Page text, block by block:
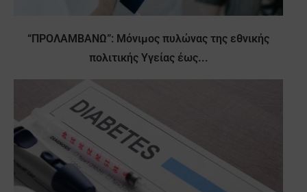
“ΠΡΟΛΑΜΒΑΝΩ”: Μόνιμος πυλώνας της εθνικής
πολιτικής Υγείας έως...